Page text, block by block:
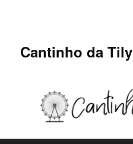
Cantinho da Tily